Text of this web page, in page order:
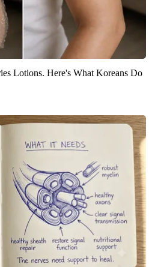
Lotions. Here's What Koreans Do